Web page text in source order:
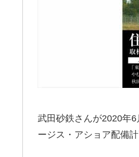
武田砂鉄さんが2020年
ージス・アショア配備